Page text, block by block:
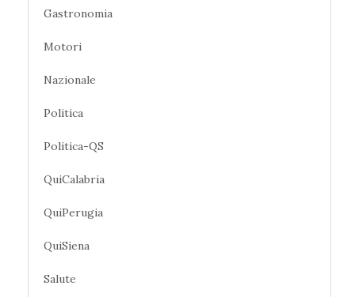
Gastronomia
Motori
Nazionale
Politica
Politica-QS
QuiCalabria
QuiPerugia
QuiSiena
Salute